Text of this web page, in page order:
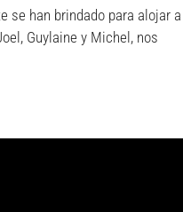
se han brindado para alojar a
Guylaine y Michel, nos